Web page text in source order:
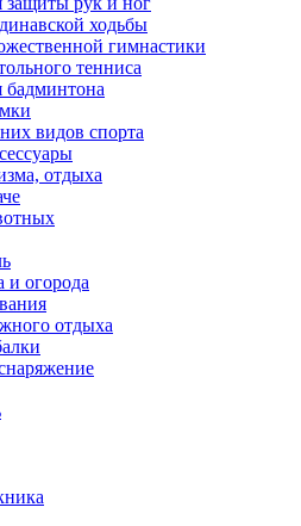
ходьбы
гимнастики
тенниса
бадминтона
видов спорта
отдыха
и огорода
отдыха